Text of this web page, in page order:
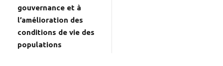
gouvernance et à
l’amélioration des
conditions de vie des
populations